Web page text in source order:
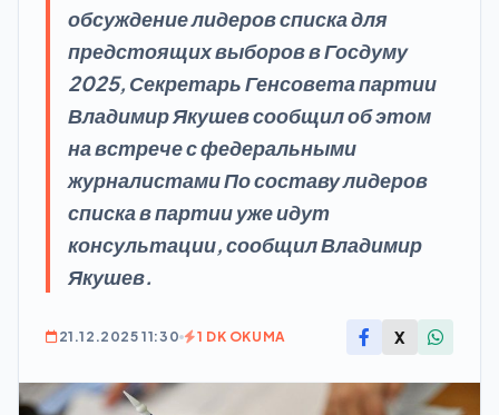
обсуждение лидеров списка для
предстоящих выборов в Госдуму
2025, Секретарь Генсовета партии
Владимир Якушев сообщил об этом
на встрече с федеральными
журналистами По составу лидеров
списка в партии уже идут
консультации, сообщил Владимир
Якушев.
21.12.2025 11:30 1 DK OKUMA X